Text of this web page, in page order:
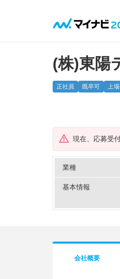
(株)東陽
正社員 既卒可 上
現在、応募受
業種
基本情報
会社概要